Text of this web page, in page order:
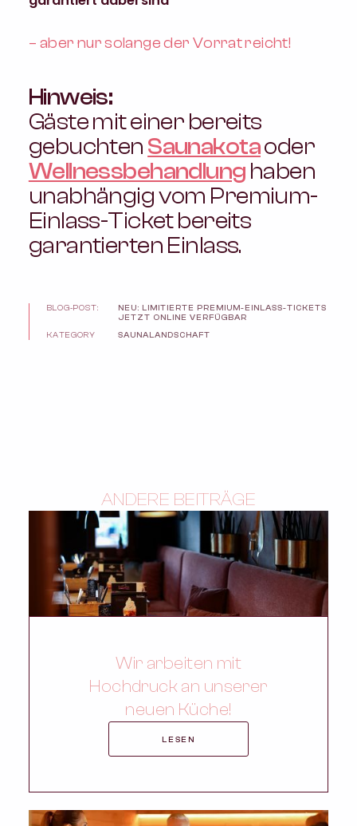
– aber nur solange der Vorrat reicht!
Hinweis:
Gäste mit einer bereits
gebuchten Saunakotaoder
Wellnessbehandlung haben
unabhängig vom Premium-
Einlass-Ticket bereits
garantierten Einlass.
BLOG-POST:
NEU: LIMITIERTE PREMIUM-EINLASS-TICKETS
JETZT ONLINE VERFÜGBAR
KATEGORY
SAUNALANDSCHAFT
ANDERE BEITRÄGE
Wir arbeiten mit
Hochdruck an unserer
neuen Küche!
LESEN